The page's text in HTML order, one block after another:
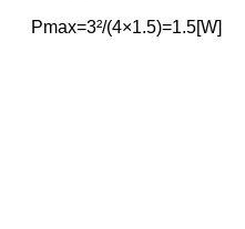
Pmax=3²/(4×1.5)=1.5[W]